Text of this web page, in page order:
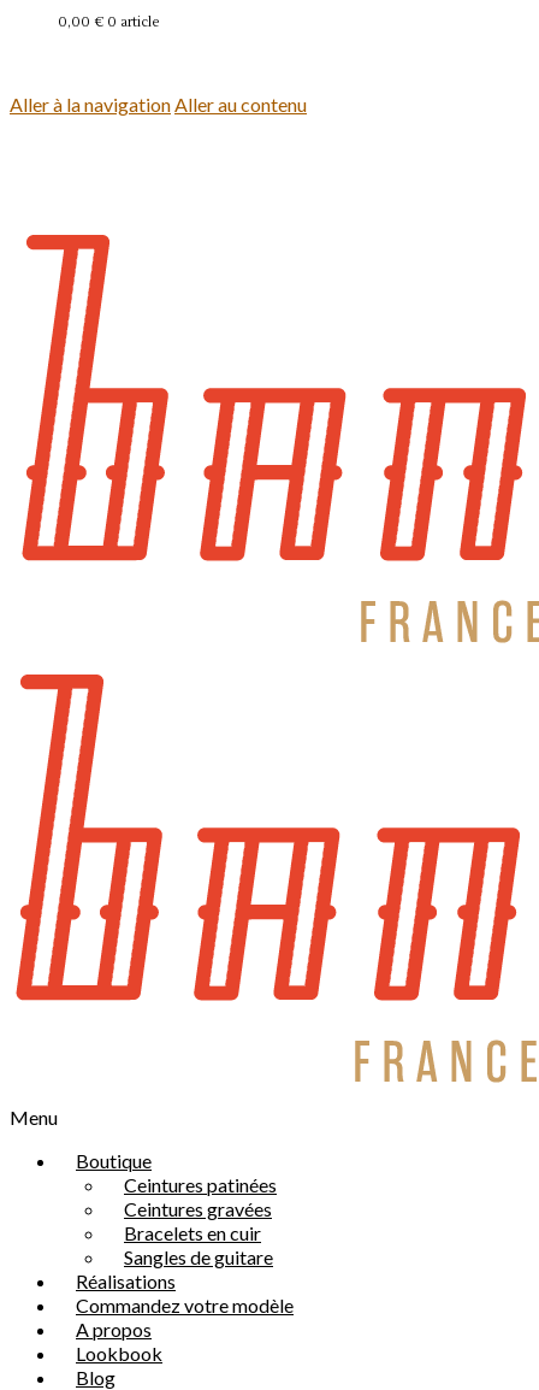
0,00 € 0 article
Aller à la navigationAller au contenu
Menu
Boutique
Ceintures patinées
Ceintures gravées
Bracelets en cuir
Sangles de guitare
Réalisations
Commandez votre modèle
A propos
Lookbook
Blog